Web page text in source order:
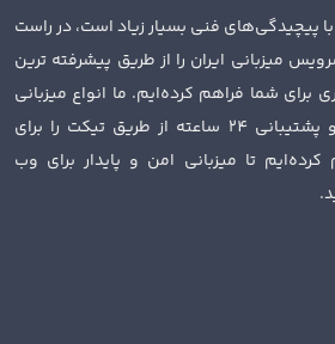
پیچیدگی‌های فنی بسیار زیاد است، در راست
میزبانی ایران را از طریق پیشرفته ترین
شما فراهم کرده‌ایم. ما انواع میزبانی
هاست با پلن‌های متنوع و پشتیبانی 24 ساعته از طریق تیکت را برای
تا میزبانی امن و پایدار برای وب